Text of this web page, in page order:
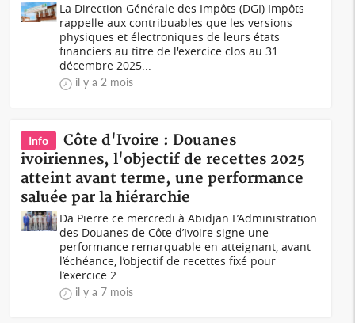
La Direction Générale des Impôts (DGI) Impôts
rappelle aux contribuables que les versions
physiques et électroniques de leurs états
financiers au titre de l'exercice clos au 31
décembre 2025...
il y a 2 mois
Info
Côte d'Ivoire : Douanes
ivoiriennes, l'objectif de recettes 2025
atteint avant terme, une performance
saluée par la hiérarchie
Da Pierre ce mercredi à Abidjan L’Administration
des Douanes de Côte d’Ivoire signe une
performance remarquable en atteignant, avant
l’échéance, l’objectif de recettes fixé pour
l’exercice 2...
il y a 7 mois